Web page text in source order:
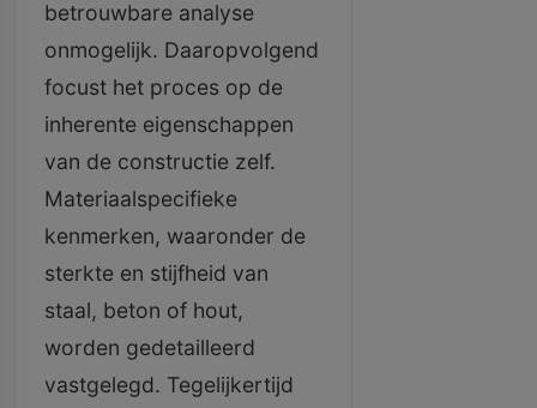
betrouwbare analyse
onmogelijk. Daaropvolgend
focust het proces op de
inherente eigenschappen
van de constructie zelf.
Materiaalspecifieke
kenmerken, waaronder de
sterkte en stijfheid van
staal, beton of hout,
worden gedetailleerd
vastgelegd. Tegelijkertijd